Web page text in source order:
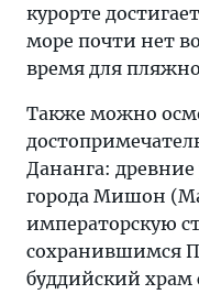
курорте
море почти нет
время для
Также можно
Дананга:
города Мишон
императорскую
сохранившимся
буддийский храм